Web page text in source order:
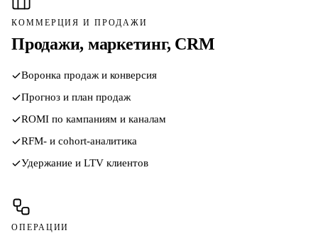
КОММЕРЦИЯ И ПРОДАЖИ
Продажи, маркетинг, CRM
Воронка продаж и конверсия
Прогноз и план продаж
ROMI по кампаниям и каналам
RFM- и cohort-аналитика
Удержание и LTV клиентов
ОПЕРАЦИИ